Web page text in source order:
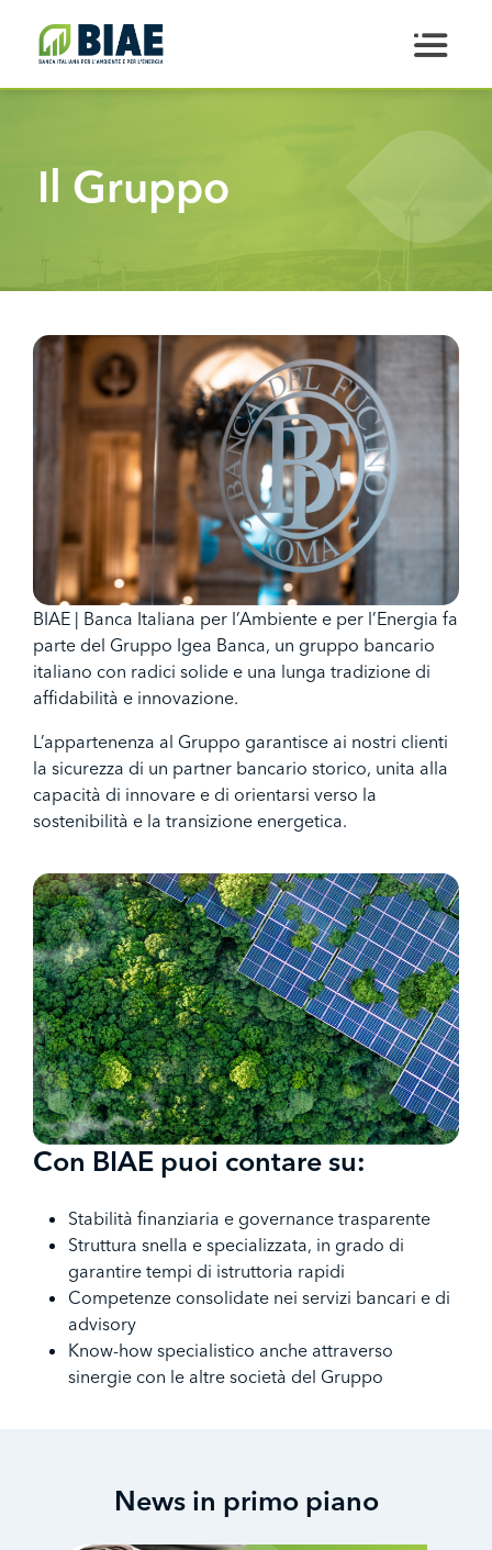
Il Gruppo
BIAE | Banca Italiana per l’Ambiente e per l’Energia fa
parte del Gruppo Igea Banca, un gruppo bancario
italiano con radici solide e una lunga tradizione di
affidabilità e innovazione.
L’appartenenza al Gruppo garantisce ai nostri clienti
la sicurezza di un partner bancario storico, unita alla
capacità di innovare e di orientarsi verso la
sostenibilità e la transizione energetica.
Con BIAE puoi contare su:
Stabilità finanziaria e governance trasparente
Struttura snella e specializzata, in grado di
garantire tempi di istruttoria rapidi
Competenze consolidate nei servizi bancari e di
advisory
Know-how specialistico anche attraverso
sinergie con le altre società del Gruppo
News in primo piano